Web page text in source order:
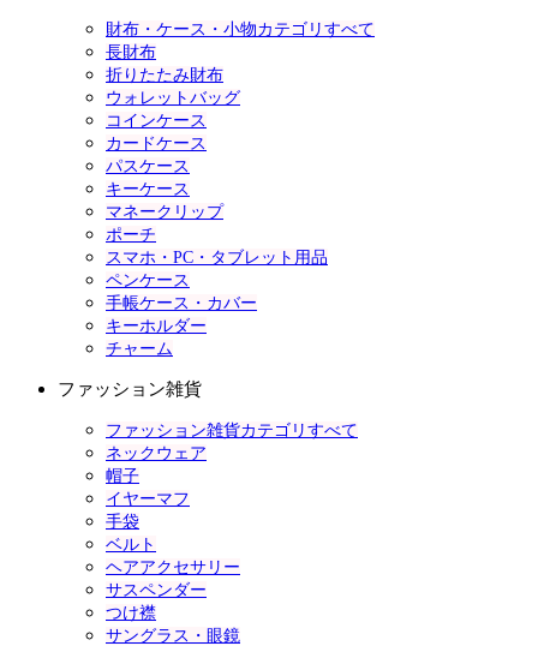
財布・ケース・小物カテゴリすべて
長財布
折りたたみ財布
ウォレットバッグ
コインケース
カードケース
パスケース
キーケース
マネークリップ
ポーチ
スマホ・PC・タブレット用品
ペンケース
手帳ケース・カバー
キーホルダー
チャーム
ファッション雑貨
ファッション雑貨カテゴリすべて
ネックウェア
帽子
イヤーマフ
手袋
ベルト
ヘアアクセサリー
サスペンダー
つけ襟
サングラス・眼鏡